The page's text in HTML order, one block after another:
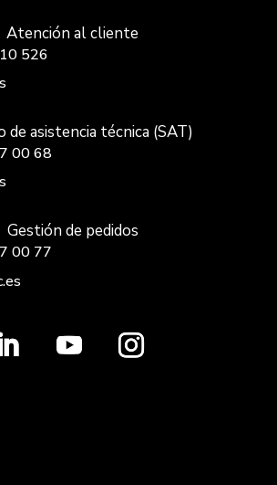
Atención al cliente
526
de asistencia técnica (SAT)
00 68
Gestión de pedidos
00 77